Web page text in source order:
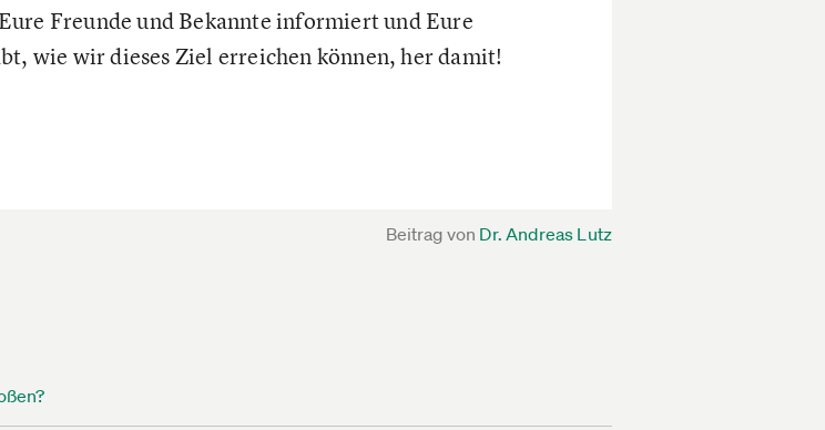
Freunde und Bekannte informiert und Eure
wie wir dieses Ziel erreichen können, her damit!
Beitrag von Dr. Andreas Lutz